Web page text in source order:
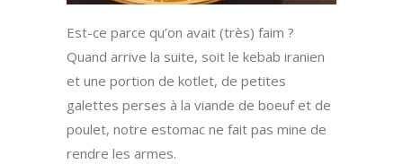
Est-ce parce qu’on avait (très) faim ?
Quand arrive la suite, soit le kebab iranien
et une portion de kotlet, de petites
galettes perses à la viande de boeuf et de
poulet, notre estomac ne fait pas mine de
rendre les armes.